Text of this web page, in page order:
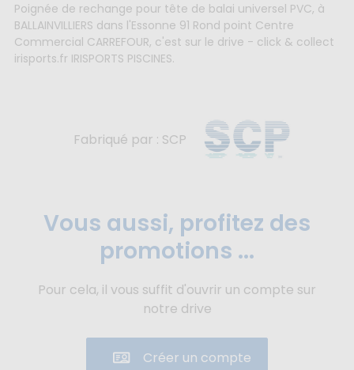
Poignée de rechange pour tête de balai universel PVC, à
BALLAINVILLIERS dans l'Essonne 91 Rond point Centre
Commercial CARREFOUR, c'est sur le drive - click & collect
irisports.fr IRISPORTS PISCINES.
Fabriqué par : SCP
Vous aussi, profitez des
promotions ...
Pour cela, il vous suffit d'ouvrir un compte sur
notre drive
Créer un compte